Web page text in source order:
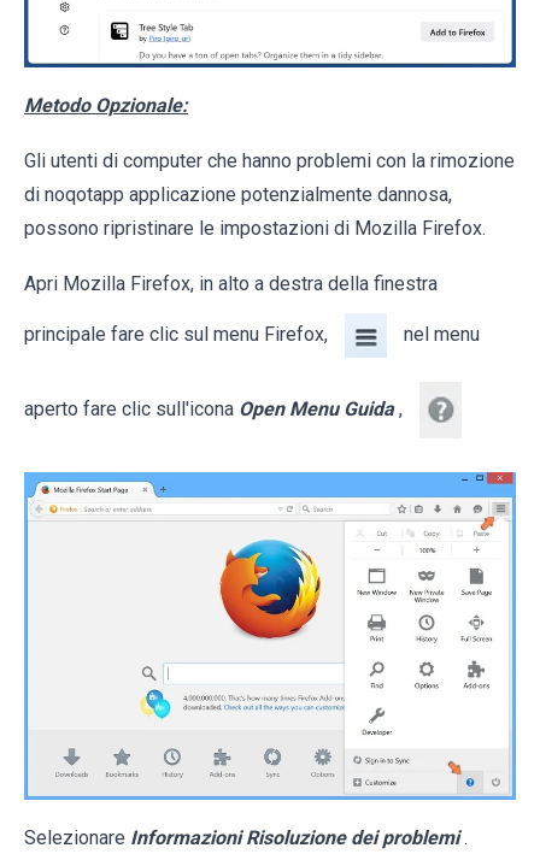
Metodo Opzionale:
Gli utenti di computer che hanno problemi con la rimozione
di noqotapp applicazione potenzialmente dannosa,
possono ripristinare le impostazioni di Mozilla Firefox.
Apri Mozilla Firefox, in alto a destra della finestra
principale fare clic sul menu Firefox, nel menu
aperto fare clic sull'icona Open Menu Guida ,
Selezionare Informazioni Risoluzione dei problemi .